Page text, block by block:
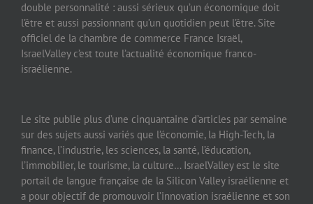
double personnalité : aussi sérieux qu’un économique doit
l’être et aussi passionnant qu’un quotidien peut l’être. Site
officiel de la chambre de commerce France Israël,
IsraelValley c’est toute l’actualité économique franco-
israélienne.
Le site publie plus d’une cinquantaine d’articles par semaine
sur des sujets aussi variés que l’économie, la High-Tech, la
finance, l’industrie, les sciences, la santé, l’éducation,
l’immobilier, le tourisme, la culture… IsraelValley est le site
portail de langue française de la Silicon Valley israélienne et
a pour objectif de promouvoir l’innovation israélienne et son